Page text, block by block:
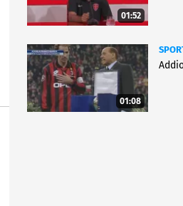
01:52
01:08